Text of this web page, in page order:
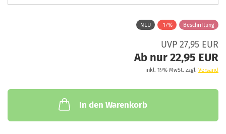
NEU -17% Beschriftung
UVP 27,95 EUR
Ab nur 22,95 EUR
inkl. 19% MwSt. zzgl. Versand
In den Warenkorb